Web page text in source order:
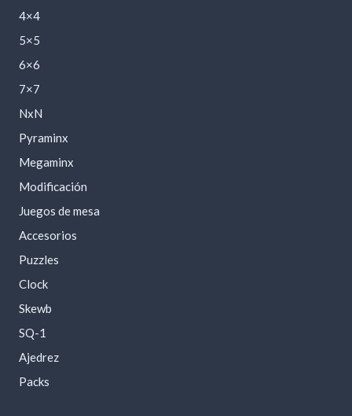
4×4
5×5
6×6
7×7
NxN
Pyraminx
Megaminx
Modificación
Juegos de mesa
Accesorios
Puzzles
Clock
Skewb
SQ-1
Ajedrez
Packs